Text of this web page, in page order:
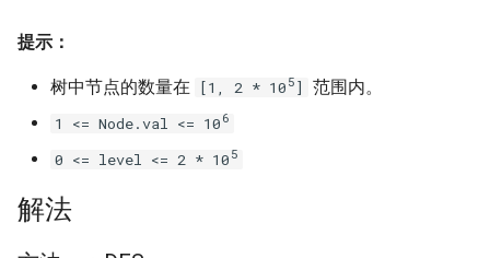
径
35. 复杂链表的复制
37. 序列化二叉树
33. 变位词组
34. 外星语言是否排序
35. 最小时间差
5.4. 下一个数
5.7. 配对交换
提示：
树中节点的数量在 [1, 2 * 10 5 ] 范围内。
1 <= Node.val <= 106
0 <= level <= 2 * 10 ​​​​​​​5
解法